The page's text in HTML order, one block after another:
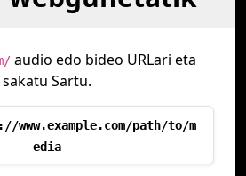
audio edo bideo URLari eta
sakatu Sartu.
www.example.com/path/to/m
edia